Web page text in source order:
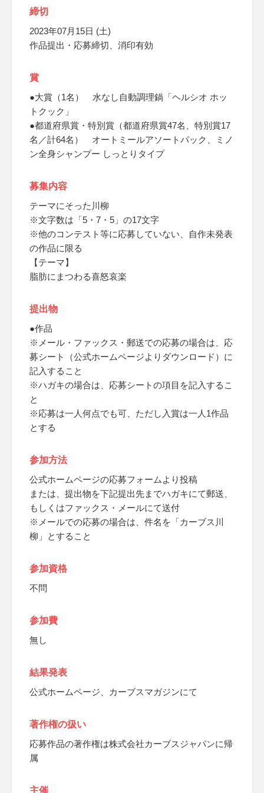
締切
2023年07月15日 (土)
作品提出・応募締切、消印有効
賞
●大賞（1名） 水なし自動調理鍋「ヘルシオ ホッ
トクック」
●都道府県賞・特別賞（都道府県賞47名、特別賞17
名／計64名） オートミールアソートパック、ミノ
ン全身シャンプー しっとりタイプ
募集内容
テーマにそった川柳
※文字数は「5・7・5」の17文字
※他のコンテスト等に応募していない、自作未発表
の作品に限る
【テーマ】
脂肪にまつわる喜怒哀楽
提出物
●作品
※メール・ファックス・郵送での応募の場合は、応
募シート（公式ホームページよりダウンロード）に
記入すること
※ハガキの場合は、応募シートの項目を記入するこ
と
※応募は一人何点でも可、ただし入賞は一人1作品
とする
参加方法
公式ホームページの応募フォームより投稿
または、提出物を下記提出先までハガキにて郵送、
もしくはファックス・メールにて送付
※メールでの応募の場合は、件名を「カーブス川
柳」とすること
参加資格
不問
参加費
無し
結果発表
公式ホームページ、カーブスマガジンにて
著作権の扱い
応募作品の著作権は株式会社カーブスジャパンに帰
属
主催